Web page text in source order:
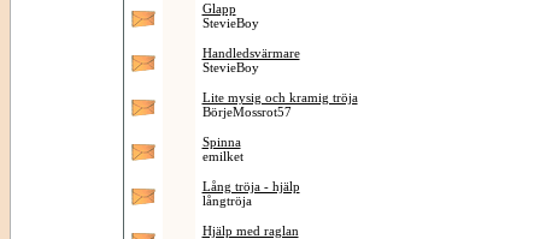
Glapp
StevieBoy
Handledsvärmare
StevieBoy
Lite mysig och kramig tröja
BörjeMossrot57
Spinna
emilket
Lång tröja - hjälp
långtröja
Hjälp med raglan